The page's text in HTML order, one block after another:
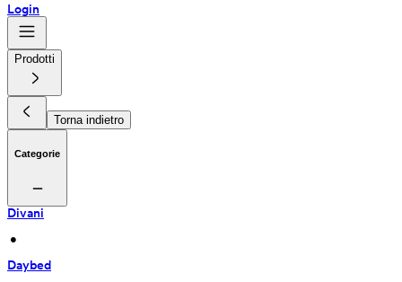
Login
Prodotti
Torna indietro
Categorie
Divani
•
Daybed